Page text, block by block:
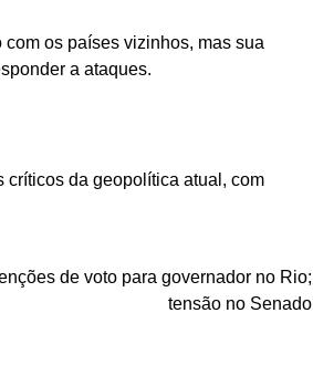
os países vizinhos, mas sua
a ataques.
críticos da geopolítica atual, com
de voto para governador no Rio;
tensão no Senado